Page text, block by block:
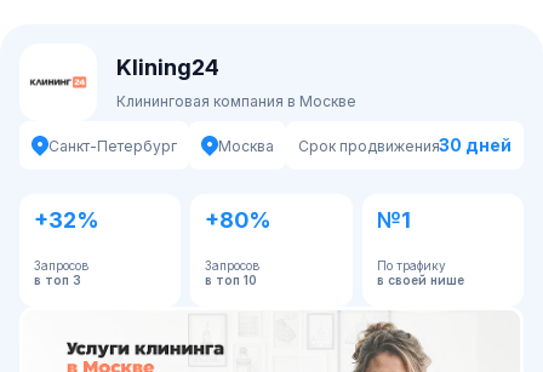
Klining24
Клининговая компания в Москве
Санкт-Петербург Москва Срок продвижения:30 дней
+32%
Запросов
в топ 3
+80%
Запросов
в топ 10
№1
По трафику
в своей нише